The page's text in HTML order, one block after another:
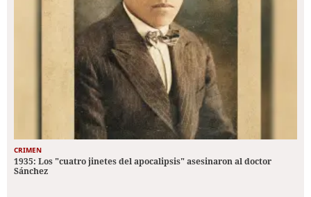
CRIMEN
1935: Los "cuatro jinetes del apocalipsis" asesinaron al doctor
Sánchez